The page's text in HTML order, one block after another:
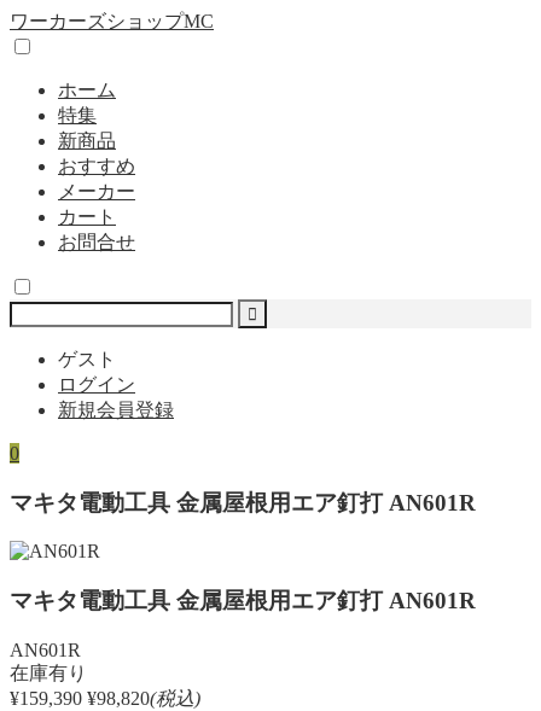
ワーカーズショップMC
ホーム
特集
新商品
おすすめ
メーカー
カート
お問合せ
ゲスト
ログイン
新規会員登録
0
マキタ電動工具 金属屋根用エア釘打 AN601R
マキタ電動工具 金属屋根用エア釘打 AN601R
AN601R
在庫有り
¥159,390 ¥98,820(税込)